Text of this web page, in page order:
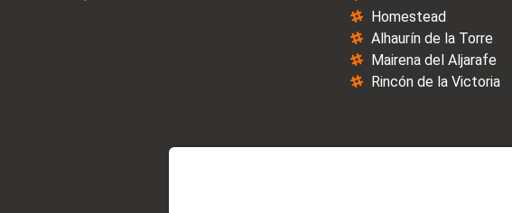
Homestead
Alhaurín de la Torre
Mairena del Aljarafe
Rincón de la Victoria